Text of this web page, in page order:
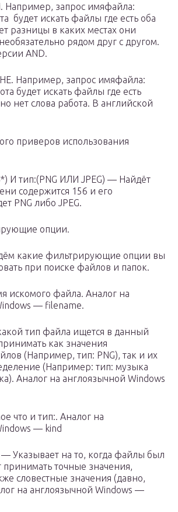
запрос имяфайла:
будет искать файлы где есть оба
разницы в каких местах они
рядом друг с другом.
AND.
Например, запрос имяфайла:
будет искать файлы где есть
нет слова работа. В английской
приверов использования
И тип:(PNG ИЛИ JPEG) — Найдёт
содержится 156 и его
PNG либо JPEG.
опции.
какие фильтрирующие опции вы
при поиске файлов и папок.
искомого файла. Аналог на
— filename.
тип файла ищется в данный
как значения
(Например, тип: PNG), так и их
(Например: тип: музыка
Аналог на англоязычной Windows
что и тип:. Аналог на
— kind
Указывает на то, когда файлы был
точные значения,
словестные значения (давно,
на англоязычной Windows —